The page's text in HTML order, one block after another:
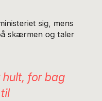
sig, mens
skærmen og taler
for bag